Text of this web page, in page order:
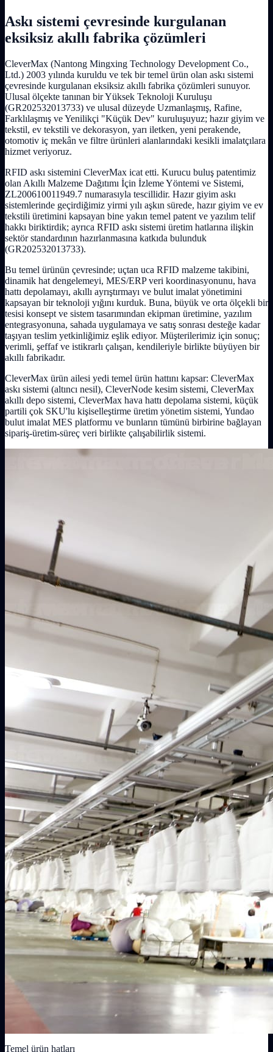
Askı sistemi çevresinde kurgulanan
eksiksiz akıllı fabrika çözümleri
CleverMax (Nantong Mingxing Technology Development Co.,
Ltd.) 2003 yılında kuruldu ve tek bir temel ürün olan askı sistemi
çevresinde kurgulanan eksiksiz akıllı fabrika çözümleri sunuyor.
Ulusal ölçekte tanınan bir Yüksek Teknoloji Kuruluşu
(GR202532013733) ve ulusal düzeyde Uzmanlaşmış, Rafine,
Farklılaşmış ve Yenilikçi "Küçük Dev" kuruluşuyuz; hazır giyim ve
tekstil, ev tekstili ve dekorasyon, yarı iletken, yeni perakende,
otomotiv iç mekân ve filtre ürünleri alanlarındaki kesikli imalatçılara
hizmet veriyoruz.
RFID askı sistemini CleverMax icat etti. Kurucu buluş patentimiz
olan Akıllı Malzeme Dağıtımı İçin İzleme Yöntemi ve Sistemi,
ZL200610011949.7 numarasıyla tescillidir. Hazır giyim askı
sistemlerinde geçirdiğimiz yirmi yılı aşkın sürede, hazır giyim ve ev
tekstili üretimini kapsayan bine yakın temel patent ve yazılım telif
hakkı biriktirdik; ayrıca RFID askı sistemi üretim hatlarına ilişkin
sektör standardının hazırlanmasına katkıda bulunduk
(GR202532013733).
Bu temel ürünün çevresinde; uçtan uca RFID malzeme takibini,
dinamik hat dengelemeyi, MES/ERP veri koordinasyonunu, hava
hattı depolamayı, akıllı ayrıştırmayı ve bulut imalat yönetimini
kapsayan bir teknoloji yığını kurduk. Buna, büyük ve orta ölçekli bir
tesisi konsept ve sistem tasarımından ekipman üretimine, yazılım
entegrasyonuna, sahada uygulamaya ve satış sonrası desteğe kadar
taşıyan teslim yetkinliğimiz eşlik ediyor. Müşterilerimiz için sonuç;
verimli, şeffaf ve istikrarlı çalışan, kendileriyle birlikte büyüyen bir
akıllı fabrikadır.
CleverMax ürün ailesi yedi temel ürün hattını kapsar: CleverMax
askı sistemi (altıncı nesil), CleverNode kesim sistemi, CleverMax
akıllı depo sistemi, CleverMax hava hattı depolama sistemi, küçük
partili çok SKU'lu kişiselleştirme üretim yönetim sistemi, Yundao
bulut imalat MES platformu ve bunların tümünü birbirine bağlayan
sipariş-üretim-süreç veri birlikte çalışabilirlik sistemi.
Temel ürün hatları